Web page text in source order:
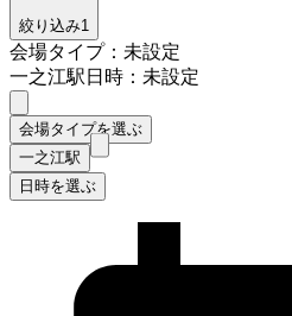
絞り込み1
会場タイプ：未設定
一之江駅日時：未設定
会場タイプを選ぶ
一之江駅
日時を選ぶ